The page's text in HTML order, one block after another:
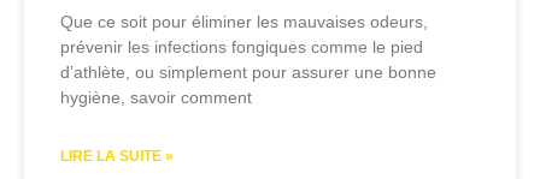
Que ce soit pour éliminer les mauvaises odeurs,
prévenir les infections fongiques comme le pied
d’athlète, ou simplement pour assurer une bonne
hygiène, savoir comment
LIRE LA SUITE »